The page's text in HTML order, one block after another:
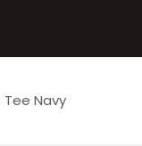
Tee Navy